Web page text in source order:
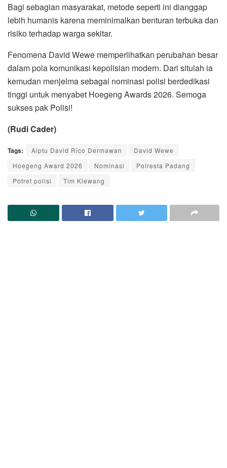
Bagi sebagian masyarakat, metode seperti ini dianggap
lebih humanis karena meminimalkan benturan terbuka dan
risiko terhadap warga sekitar.
Fenomena David Wewe memperlihatkan perubahan besar
dalam pola komunikasi kepolisian modern. Dari situlah ia
kemudan menjelma sebagai nominasi polisi berdedikasi
tinggi untuk menyabet Hoegeng Awards 2026. Semoga
sukses pak Polisi!
(Rudi Cader)
Tags: Aiptu David Rico Dermawan
David Wewe
Hoegeng Award 2026
Nominasi
Polresta Padang
Potret polisi
Tim Klewang